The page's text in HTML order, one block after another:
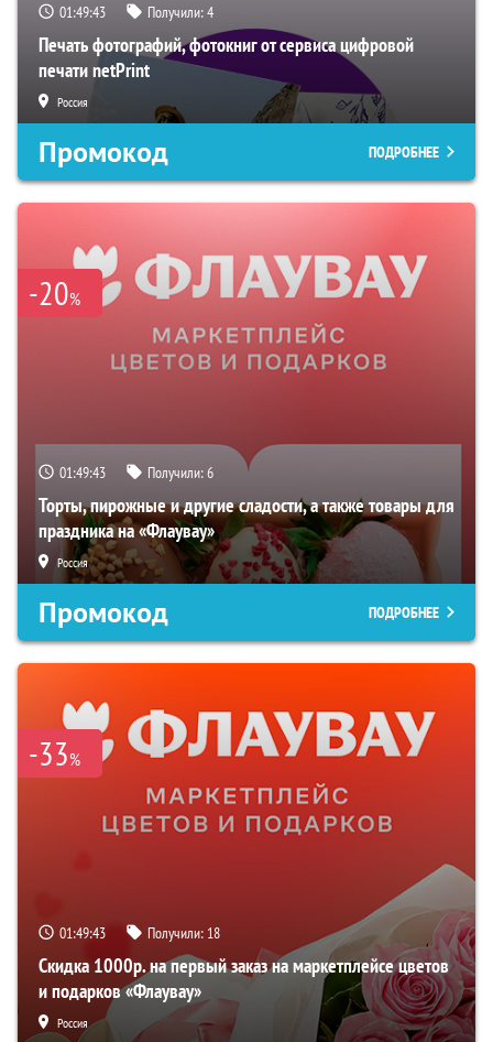
01:49:42 Получили:4
Печать фотографий, фотокниг от сервиса цифровой
печати netPrint
Россия
Промокод ПОДРОБНЕЕ
-20%
01:49:42 Получили:6
Торты, пирожные и другие сладости, а также товары для
праздника на «Флаувау»
Россия
Промокод ПОДРОБНЕЕ
-33%
01:49:42 Получили: 18
Скидка 1000р. на первый заказ на маркетплейсе цветов
и подарков «Флаувау»
Россия